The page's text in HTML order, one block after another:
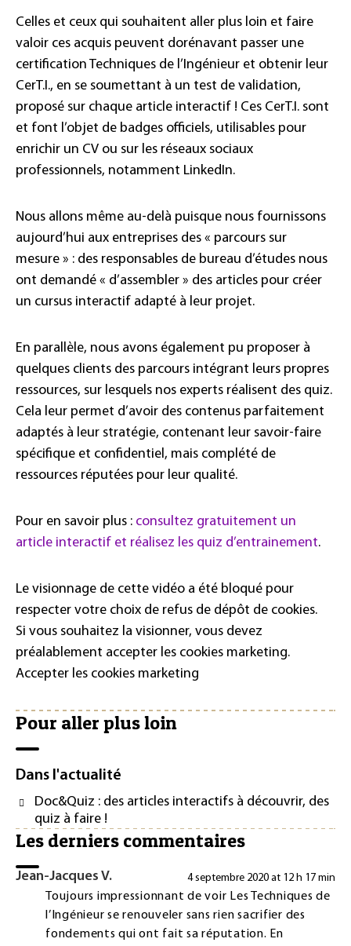
Celles et ceux qui souhaitent aller plus loin et faire
valoir ces acquis peuvent dorénavant passer une
certification Techniques de l’Ingénieur et obtenir leur
CerT.I., en se soumettant à un test de validation,
proposé sur chaque article interactif ! Ces CerT.I. sont
et font l’objet de badges officiels, utilisables pour
enrichir un CV ou sur les réseaux sociaux
professionnels, notamment LinkedIn.
Nous allons même au-delà puisque nous fournissons
aujourd’hui aux entreprises des « parcours sur
mesure » : des responsables de bureau d’études nous
ont demandé « d’assembler » des articles pour créer
un cursus interactif adapté à leur projet.
En parallèle, nous avons également pu proposer à
quelques clients des parcours intégrant leurs propres
ressources, sur lesquels nos experts réalisent des quiz.
Cela leur permet d’avoir des contenus parfaitement
adaptés à leur stratégie, contenant leur savoir-faire
spécifique et confidentiel, mais complété de
ressources réputées pour leur qualité.
Pour en savoir plus : consultez gratuitement un
article interactif et réalisez les quiz d’entrainement.
Le visionnage de cette vidéo a été bloqué pour
respecter votre choix de refus de dépôt de cookies.
Si vous souhaitez la visionner, vous devez
préalablement accepter les cookies marketing.
Accepter les cookies marketing
Pour aller plus loin
Dans l'actualité
Doc&Quiz : des articles interactifs à découvrir, des
quiz à faire !
Les derniers commentaires
Jean-Jacques V. 4 septembre 2020 at 12 h 17 min
Toujours impressionnant de voir Les Techniques de
l’Ingénieur se renouveler sans rien sacrifier des
fondements qui ont fait sa réputation. En